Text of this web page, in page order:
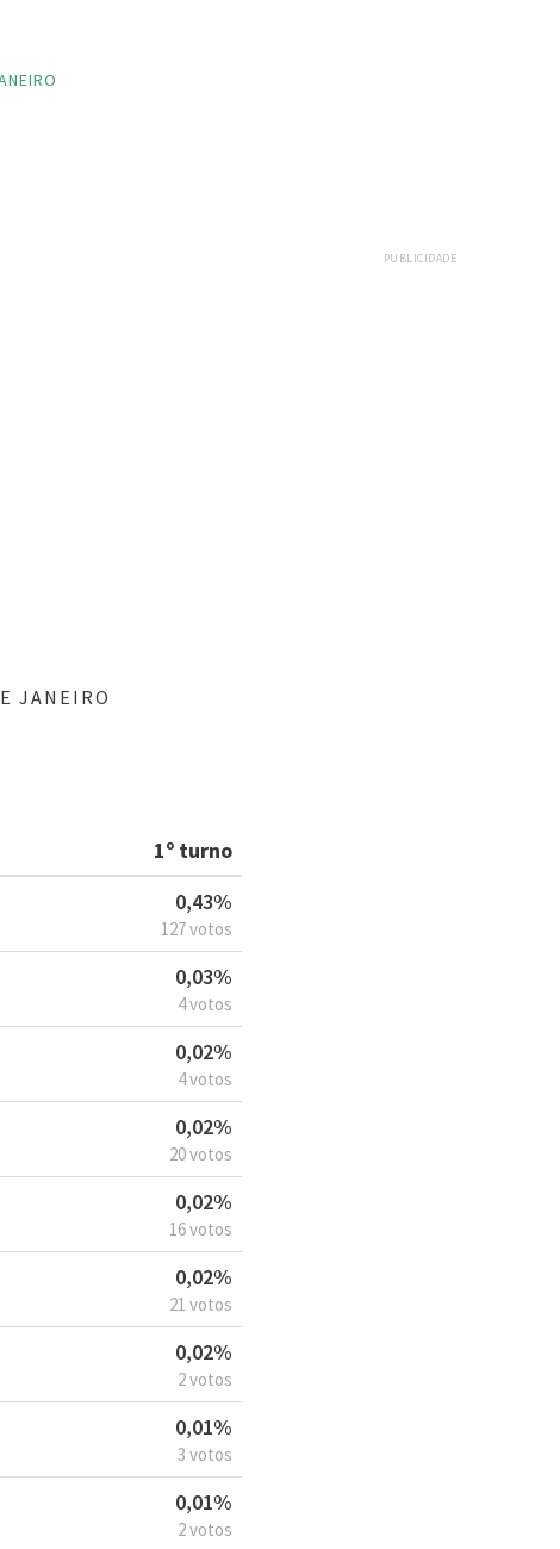
PUBLICIDADE
JANEIRO
1º turno
0,43%
127 votos
0,03%
4 votos
0,02%
4 votos
0,02%
20 votos
0,02%
16 votos
0,02%
21 votos
0,02%
2 votos
0,01%
3 votos
0,01%
2 votos